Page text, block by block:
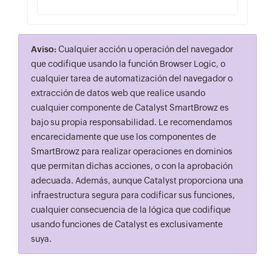
Capabilities caps
driver .getCapabilities();
String browserName =
caps.getBrowserName();
String browserVersion =
caps. getBrowserVersion
println Browser
" + browserName + " " +
browserVersion);
driver. get(“https ://example. com”);
System.out.println( “Page
Aviso: Cualquier acción u operación del navegador
que codifique usando la función Browser Logic, o
cualquier tarea de automatización del navegador o
extracción de datos web que realice usando
cualquier componente de Catalyst SmartBrowz es
bajo su propia responsabilidad. Le recomendamos
encarecidamente que use los componentes de
SmartBrowz para realizar operaciones en dominios
que permitan dichas acciones, o con la aprobación
adecuada. Además, aunque Catalyst proporciona una
infraestructura segura para codificar sus funciones,
cualquier consecuencia de la lógica que codifique
usando funciones de Catalyst es exclusivamente
suya.